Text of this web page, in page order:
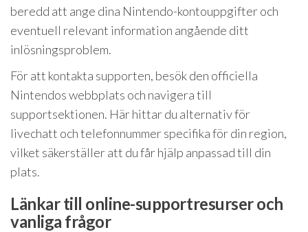
beredd att ange dina Nintendo-kontouppgifter och
eventuell relevant information angående ditt
inlösningsproblem.
För att kontakta supporten, besök den officiella
Nintendos webbplats och navigera till
supportsektionen. Här hittar du alternativ för
livechatt och telefonnummer specifika för din region,
vilket säkerställer att du får hjälp anpassad till din
plats.
Länkar till online-supportresurser och
vanliga frågor